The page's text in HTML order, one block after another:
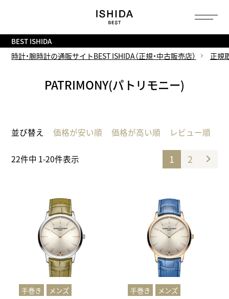
BEST ISHIDA
時計・腕時計の通販サイトBEST ISHIDA（正規・中古販売店）
正規
PATRIMONY(パトリモニー)
並び替え 価格が安い順 価格が高い順 レビュー順
22件中 1-20件表示 1 2
⼿巻き
メンズ
⼿巻き
メンズ
へ